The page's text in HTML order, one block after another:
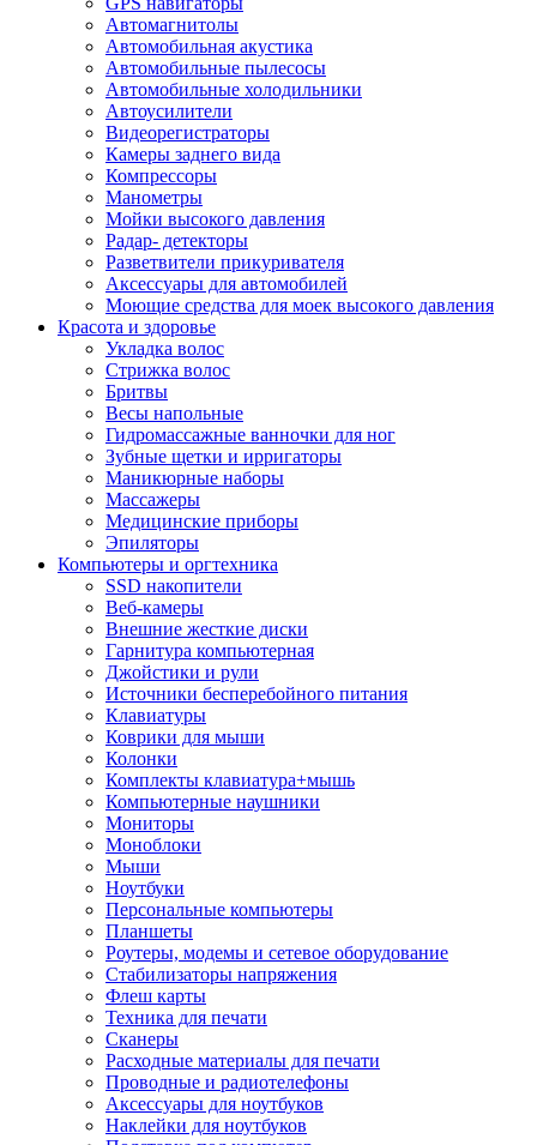
Автомагнитолы
Автомобильная акустика
Автомобильные пылесосы
Автомобильные холодильники
Автоусилители
Видеорегистраторы
Камеры заднего вида
Компрессоры
Манометры
Мойки высокого давления
Радар- детекторы
Разветвители прикуривателя
Аксессуары для автомобилей
Моющие средства для моек высокого давления
Красота и здоровье
Укладка волос
Стрижка волос
Бритвы
Весы напольные
Гидромассажные ванночки для ног
Зубные щетки и ирригаторы
Маникюрные наборы
Массажеры
Медицинские приборы
Эпиляторы
Компьютеры и оргтехника
SSD накопители
Веб-камеры
Внешние жесткие диски
Гарнитура компьютерная
Джойстики и рули
Источники бесперебойного питания
Клавиатуры
Коврики для мыши
Колонки
Комплекты клавиатура+мышь
Компьютерные наушники
Мониторы
Моноблоки
Мыши
Ноутбуки
Персональные компьютеры
Планшеты
Роутеры, модемы и сетевое оборудование
Стабилизаторы напряжения
Флеш карты
Техника для печати
Сканеры
Расходные материалы для печати
Проводные и радиотелефоны
Аксессуары для ноутбуков
Наклейки для ноутбуков